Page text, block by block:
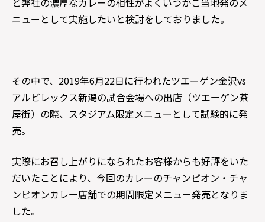
ニューとして実施したいと検討をしておりました。
その中で、2019年6月22日に行われたツエーゲン金沢vs
アルビレックス新潟の試合会場への出店（ツエーゲン茶
屋街）の際、スタジアム限定メニューとして試験的に発
売。
実際にお召し上がりになられたお客様からも好評をいた
だいたことにより、今回のカレーのチャンピオン・チャ
ンピオンカレー店舗での期間限定メニュー発売となりま
した。